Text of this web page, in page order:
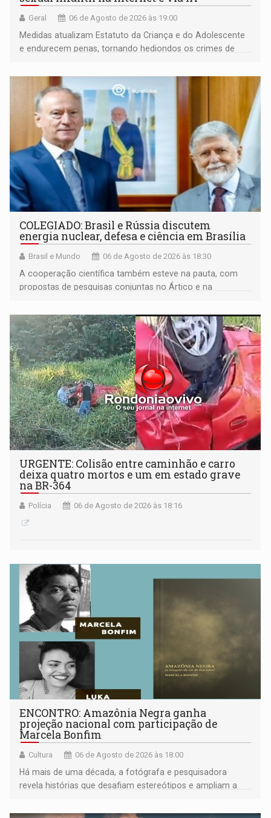
Geral 06 de Agosto de 2026 às 19:00
Medidas atualizam Estatuto da Criança e do Adolescente
e endurecem penas, tornando hediondos os crimes de
COLEGIADO: Brasil e Rússia discutem
energia nuclear, defesa e ciência em Brasília
Brasil e Mundo 06 de Agosto de 2026 às 18:30
A cooperação científica também esteve na pauta, com
propostas de pesquisas conjuntas no Ártico e na
URGENTE: Colisão entre caminhão e carro
deixa quatro mortos e um em estado grave
na BR-364
Polícia 06 de Agosto de 2026 às 18:16
ENCONTRO: Amazônia Negra ganha
projeção nacional com participação de
Marcela Bonfim
Cultura 06 de Agosto de 2026 às 18:00
Há mais de uma década, a fotógrafa e pesquisadora
revela histórias que desafiam estereótipos e ampliam a
negras